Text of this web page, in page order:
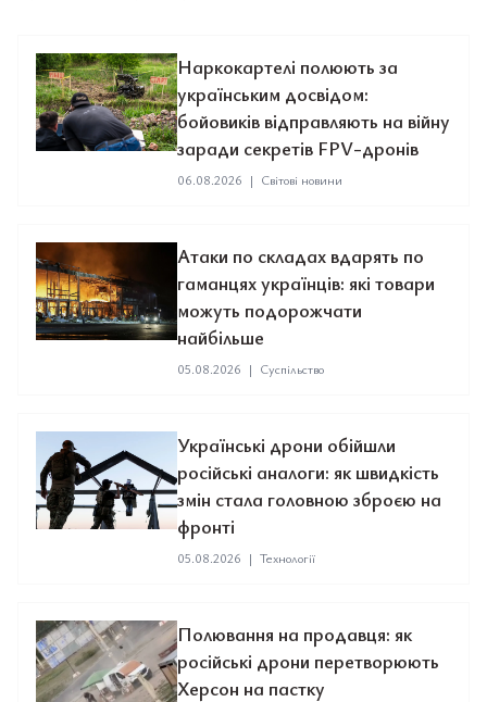
Наркокартелі полюють за
українським досвідом:
бойовиків відправляють на війну
заради секретів FPV-дронів
06.08.2026 | Світові новини
Атаки по складах вдарять по
гаманцях українців: які товари
можуть подорожчати
найбільше
05.08.2026 | Суспільство
Українські дрони обійшли
російські аналоги: як швидкість
змін стала головною зброєю на
фронті
05.08.2026 | Технології
Полювання на продавця: як
російські дрони перетворюють
Херсон на пастку